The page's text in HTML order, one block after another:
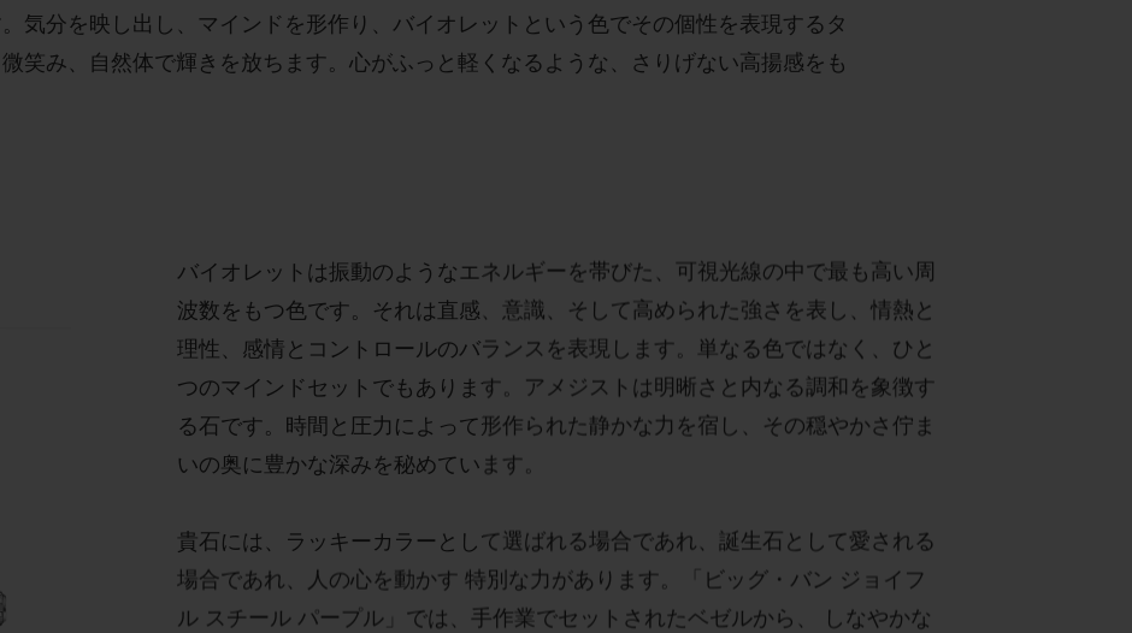
気分を映し出し、マインドを形作り、バイオレットという色でその個性を表現するタ
笑み、自然体で輝きを放ちます。心がふっと軽くなるような、さりげない高揚感をも
バイオレットは振動のようなエネルギーを帯びた、可視光線の中で最も高い周
波数をもつ色です。それは直感、意識、そして高められた強さを表し、情熱と
理性、感情とコントロールのバランスを表現します。単なる色ではなく、ひと
つのマインドセットでもあります。アメジストは明晰さと内なる調和を象徴す
る石です。時間と圧力によって形作られた静かな力を宿し、その穏やかさ佇ま
いの奥に豊かな深みを秘めています。
貴石には、ラッキーカラーとして選ばれる場合であれ、誕生石として愛される
場合であれ、人の心を動かす 特別な力があります。「ビッグ・バン ジョイフ
ル スチール パープル」では、手作業でセットされたベゼルから、 しなやかな